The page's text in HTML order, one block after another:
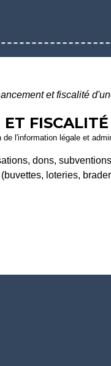
et fiscalité
l'information légale et
dons,
loteries,